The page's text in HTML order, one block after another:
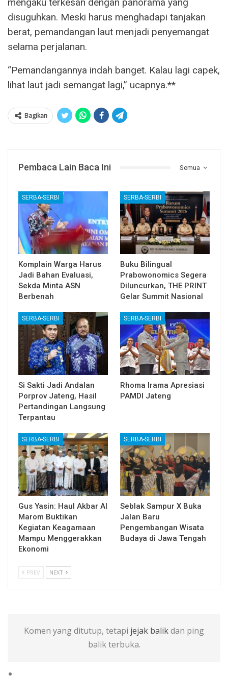
mengaku terkesan dengan panorama yang
disuguhkan. Meski harus menghadapi tanjakan
berat, pemandangan laut menjadi penyemangat
selama perjalanan.
“Pemandangannya indah banget. Kalau lagi capek,
lihat laut jadi semangat lagi,” ucapnya.**
Bagikan
Semua
Pembaca Lain Baca Ini
SERBA-SERBI
Komplain Warga Harus
Jadi Bahan Evaluasi,
Sekda Minta ASN
Berbenah
SERBA-SERBI
Buku Bilingual
Prabowonomics Segera
Diluncurkan, THE PRINT
Gelar Summit Nasional
SERBA-SERBI
Si Sakti Jadi Andalan
Porprov Jateng, Hasil
Pertandingan Langsung
Terpantau
SERBA-SERBI
Rhoma Irama Apresiasi
PAMDI Jateng
SERBA-SERBI
Gus Yasin: Haul Akbar Al
Marom Buktikan
Kegiatan Keagamaan
Mampu Menggerakkan
Ekonomi
SERBA-SERBI
Seblak Sampur X Buka
Jalan Baru
Pengembangan Wisata
Budaya di Jawa Tengah
PREV NEXT
Komen yang ditutup, tetapi jejak balikdan ping
balik terbuka.